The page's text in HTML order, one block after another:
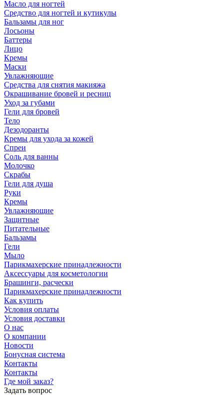
Масло для ногтей
Средство для ногтей и кутикулы
Бальзамы для ног
Лосьоны
Баттеры
Лицо
Кремы
Маски
Увлажняющие
Средства для снятия макияжа
Окрашивание бровей и ресниц
Уход за губами
Гели для бровей
Тело
Дезодоранты
Кремы для ухода за кожей
Спреи
Соль для ванны
Молочко
Скрабы
Гели для душа
Руки
Кремы
Увлажняющие
Защитные
Питательные
Бальзамы
Гели
Мыло
Парикмахерские принадлежности
Аксессуары для косметологии
Брашинги, расчески
Парикмахерские принадлежности
Как купить
Условия оплаты
Условия доставки
О нас
О компании
Новости
Бонусная система
Контакты
Контакты
Где мой заказ?
Задать вопрос